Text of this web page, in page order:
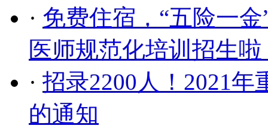
· 免费住宿，“五险一
医师规范化培训招生啦
· 招录2200人！2021
的通知